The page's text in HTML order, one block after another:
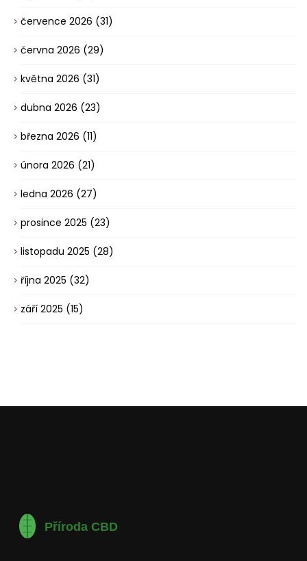
července 2026 (31)
června 2026 (29)
května 2026 (31)
dubna 2026 (23)
března 2026 (11)
února 2026 (21)
ledna 2026 (27)
prosince 2025 (23)
listopadu 2025 (28)
října 2025 (32)
září 2025 (15)